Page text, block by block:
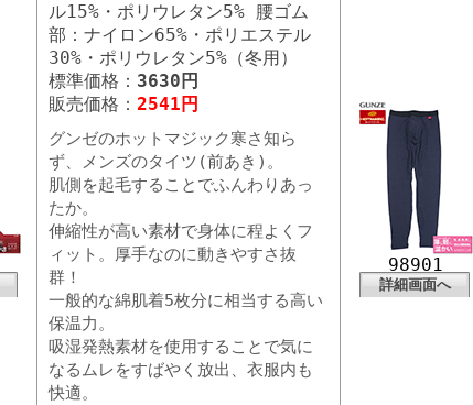
ル15%・ポリウレタン5% 腰ゴム
部：ナイロン65%・ポリエステル
30%・ポリウレタン5%（冬用）
標準価格： 3630円
販売価格： 2541円
グンゼのホットマジック寒さ知ら
ず、メンズのタイツ(前あき)。
肌側を起毛することでふんわりあっ
たか。
伸縮性が高い素材で身体に程よくフ
ィット。厚手なのに動きやすさ抜
群！
一般的な綿肌着5枚分に相当する高い
保温力。
吸湿発熱素材を使用することで気に
なるムレをすばやく放出、衣服内も
快適。
98901
詳細画面へ